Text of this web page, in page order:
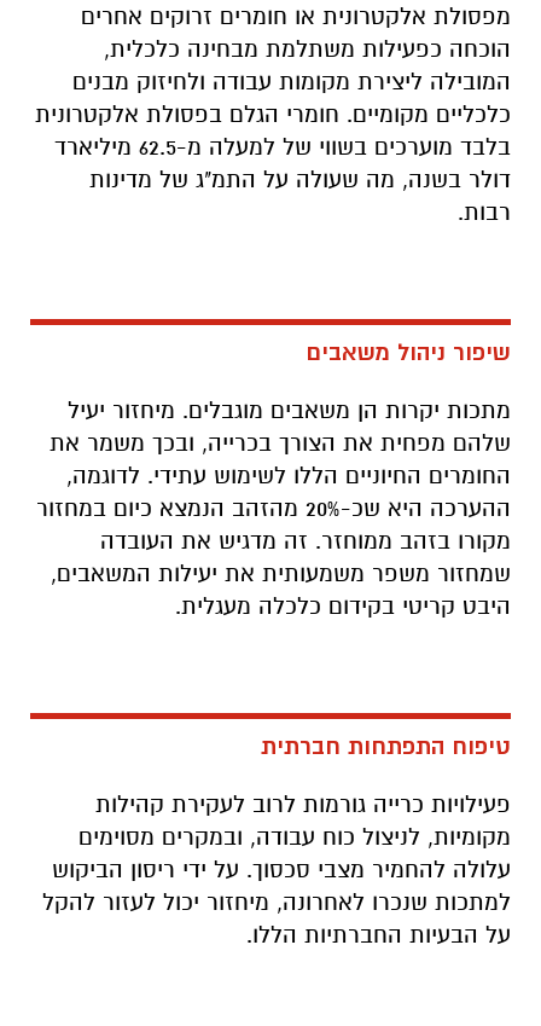
מפסולת אלקטרונית או חומרים זרוקים אחרים
הוכחה כפעילות משתלמת מבחינה כלכלית,
המובילה ליצירת מקומות עבודה ולחיזוק מבנים
כלכליים מקומיים. חומרי הגלם בפסולת אלקטרונית
בלבד מוערכים בשווי של למעלה מ-62.5 מיליארד
דולר בשנה, מה שעולה על התמ"ג של מדינות
רבות.
שיפור ניהול משאבים
מתכות יקרות הן משאבים מוגבלים. מיחזור יעיל
שלהם מפחית את הצורך בכרייה, ובכך משמר את
החומרים החיוניים הללו לשימוש עתידי. לדוגמה,
ההערכה היא שכ-20% מהזהב הנמצא כיום במחזור
מקורו בזהב ממוחזר. זה מדגיש את העובדה
שמחזור משפר משמעותית את יעילות המשאבים,
היבט קריטי בקידום כלכלה מעגלית.
טיפוח התפתחות חברתית
פעילויות כרייה גורמות לרוב לעקירת קהילות
מקומיות, לניצול כוח עבודה, ובמקרים מסוימים
עלולה להחמיר מצבי סכסוך. על ידי ריסון הביקוש
למתכות שנכרו לאחרונה, מיחזור יכול לעזור להקל
על הבעיות החברתיות הללו.